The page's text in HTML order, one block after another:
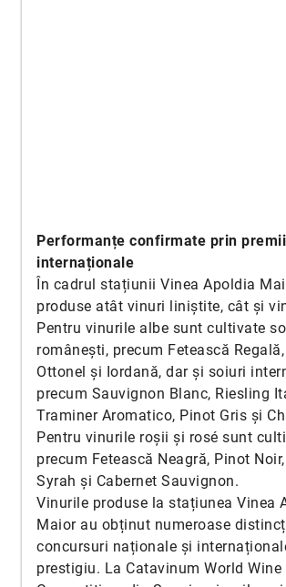
Performanțe confirmate prin premii
internaționale
În cadrul stațiunii Vinea Apoldia
produse atât vinuri liniștite, cât și
Pentru vinurile albe sunt cultivate
românești, precum Fetească
Ottonel și Iordană, dar și soiuri
precum Sauvignon Blanc, Riesling
Traminer Aromatico, Pinot Gris și
Pentru vinurile roșii și rosé sunt
precum Fetească Neagră, Pinot
Syrah și Cabernet Sauvignon.
Vinurile produse la stațiunea Vinea
Maior au obținut numeroase
concursuri naționale și
prestigiu. La Catavinum World